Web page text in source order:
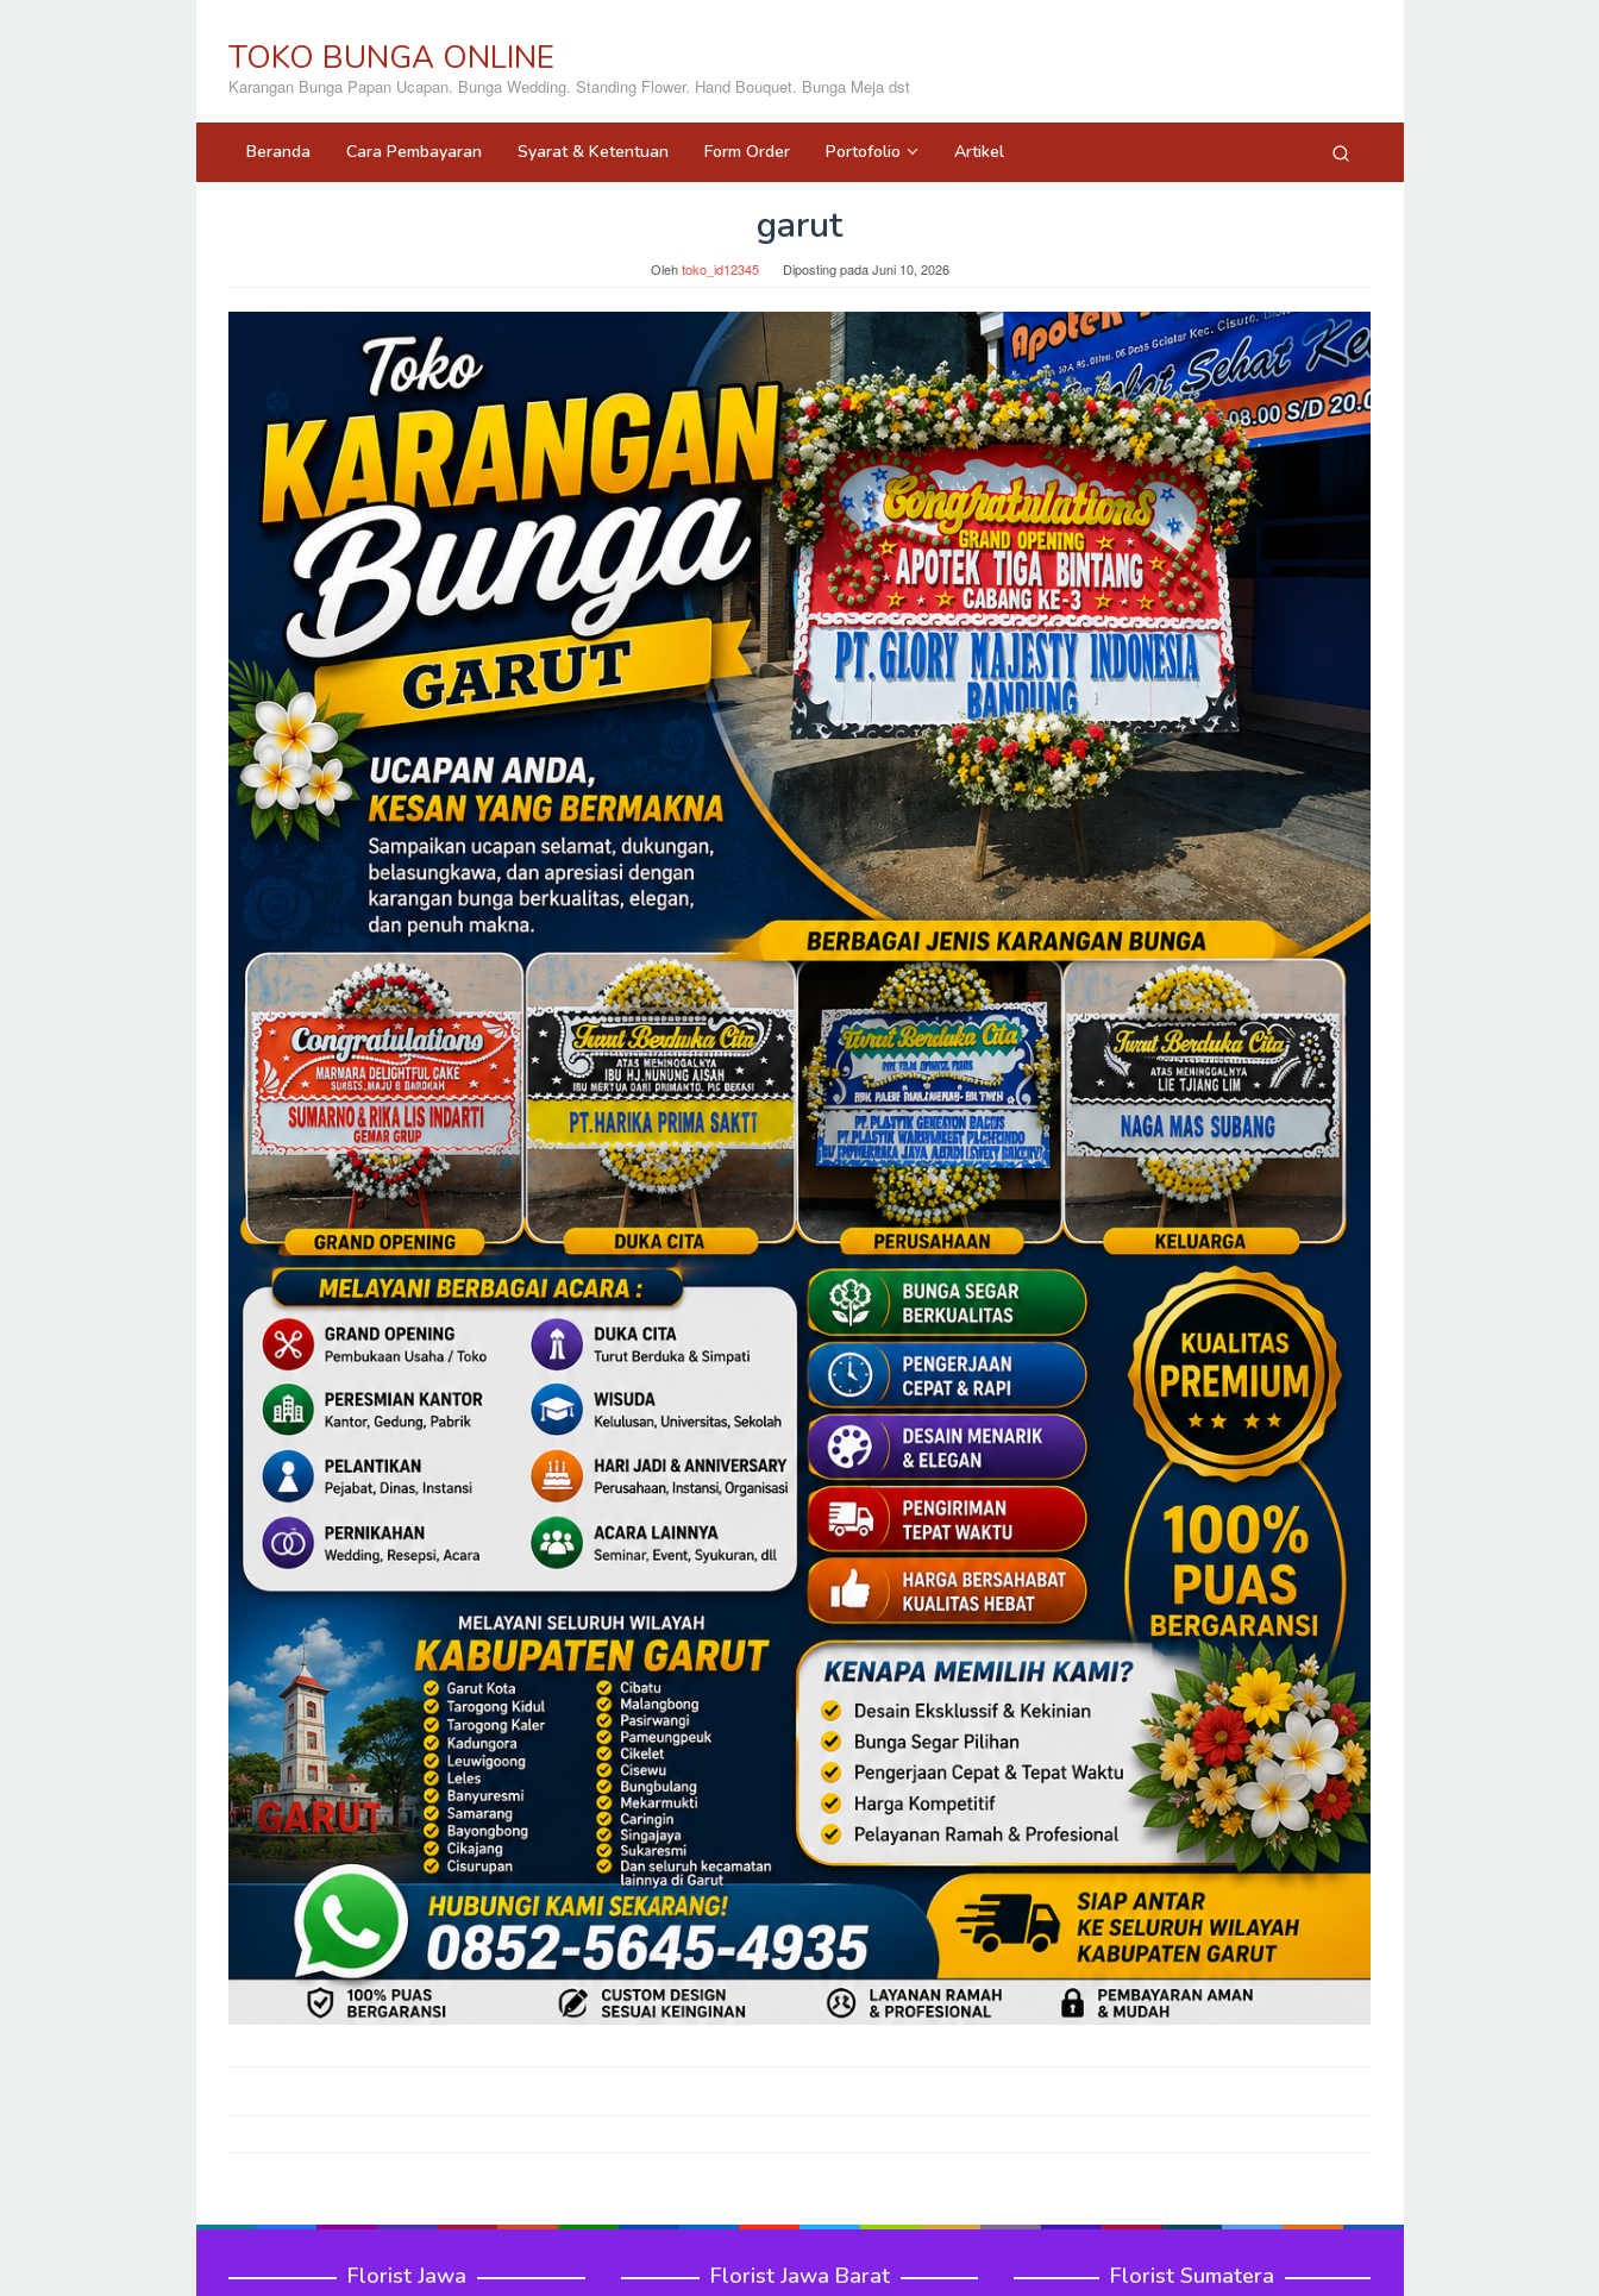
TOKO BUNGA ONLINE
Karangan Bunga Papan Ucapan. Bunga Wedding. Standing Flower. Hand Bouquet. Bunga Meja dst
Beranda Cara Pembayaran Syarat & Ketentuan Form Order Portofolio Artikel
garut
Olehtoko_id12345 Diposting padaJuni 10, 2026
Florist Jawa Florist Jawa Barat Florist Sumatera